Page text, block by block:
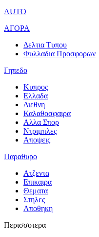
AUTO
ΑΓΟΡΑ
Δελτια Τυπου
Φυλλαδια Προσφορων
Γηπεδο
Κυπρος
Ελλαδα
Διεθνη
Καλαθοσφαιρα
Αλλα Σπορ
Ντριμπλες
Αποψεις
Παραθυρο
Ατζεντα
Επικαιρα
Θεματα
Στηλες
Αποθηκη
Περισσοτερα